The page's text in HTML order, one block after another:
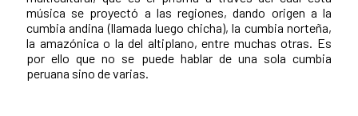
música se proyectó a las regiones, dando origen a la
cumbia andina (llamada luego chicha), la cumbia norteña,
la amazónica o la del altiplano, entre muchas otras. Es
por ello que no se puede hablar de una sola cumbia
peruana sino de varias.